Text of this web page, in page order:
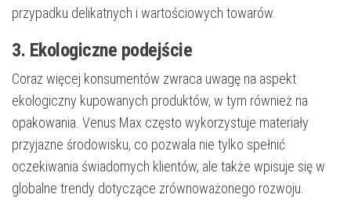
przypadku delikatnych i wartościowych towarów.
3. Ekologiczne podejście
Coraz więcej konsumentów zwraca uwagę na aspekt
ekologiczny kupowanych produktów, w tym również na
opakowania. Venus Max często wykorzystuje materiały
przyjazne środowisku, co pozwala nie tylko spełnić
oczekiwania świadomych klientów, ale także wpisuje się w
globalne trendy dotyczące zrównoważonego rozwoju.